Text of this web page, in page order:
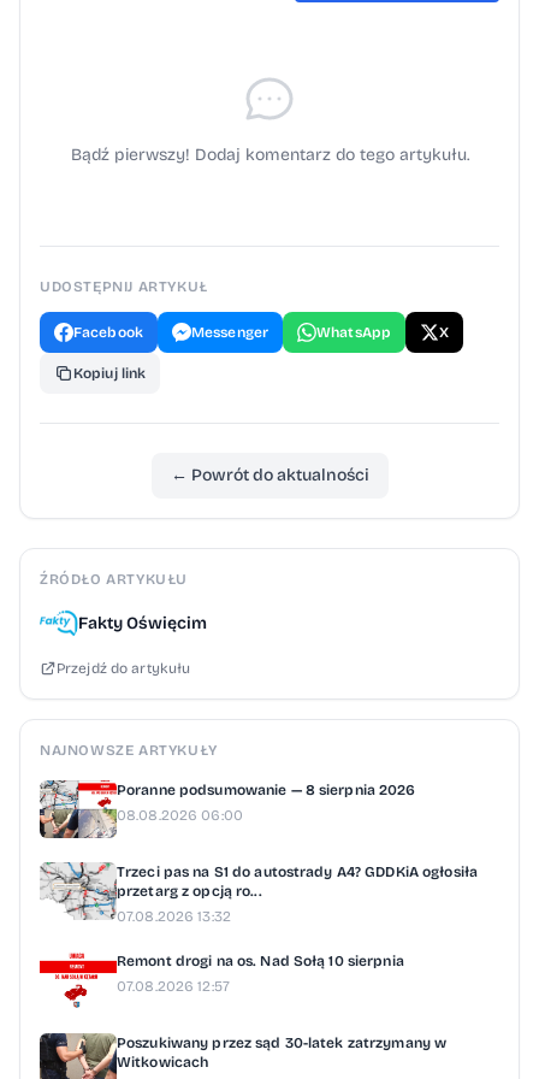
Bądź pierwszy! Dodaj komentarz do tego artykułu.
UDOSTĘPNIJ ARTYKUŁ
Facebook Messenger WhatsApp X
Kopiuj link
← Powrót do aktualności
ŹRÓDŁO ARTYKUŁU
Fakty Oświęcim
Przejdź do artykułu
NAJNOWSZE ARTYKUŁY
Poranne podsumowanie — 8 sierpnia 2026
08.08.2026 06:00
Trzeci pas na S1 do autostrady A4? GDDKiA ogłosiła
przetarg z opcją ro...
07.08.2026 13:32
Remont drogi na os. Nad Sołą 10 sierpnia
07.08.2026 12:57
Poszukiwany przez sąd 30-latek zatrzymany w
Witkowicach